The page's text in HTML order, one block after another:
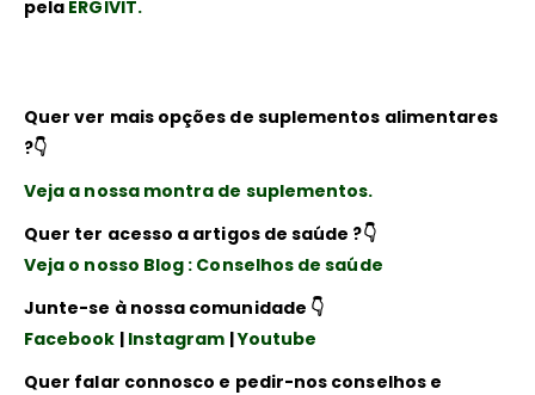
pela ERGIVIT.
Quer ver mais opções de suplementos alimentares
?👇
Veja a nossa montra de suplementos.
Quer ter acesso a artigos de saúde ?👇
Veja o nosso Blog : Conselhos de saúde
Junte-se à nossa comunidade 👇
Facebook | Instagram |Youtube
Quer falar connosco e pedir-nos conselhos e